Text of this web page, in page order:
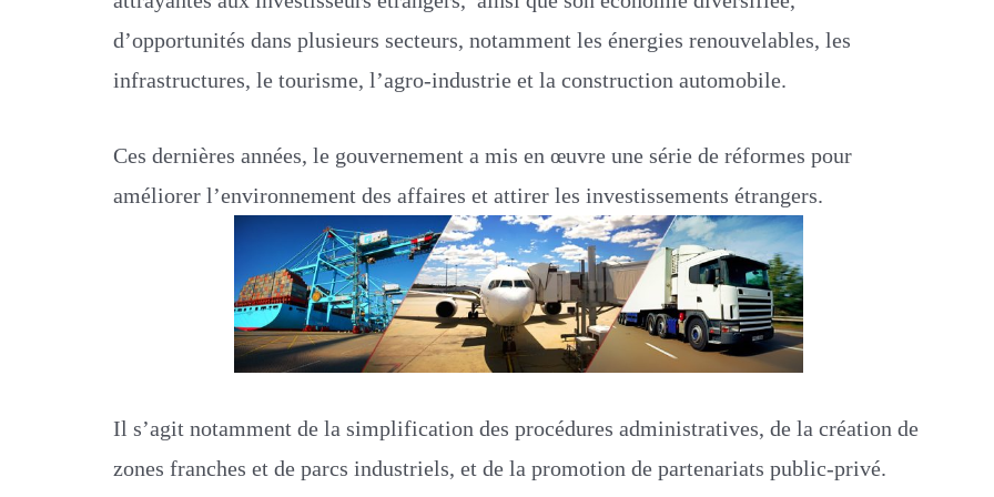
d’opportunités dans plusieurs secteurs, notamment les énergies renouvelables, les
infrastructures, le tourisme, l’agro-industrie et la construction automobile.
Ces dernières années, le gouvernement a mis en œuvre une série de réformes pour
améliorer l’environnement des affaires et attirer les investissements étrangers.
Il s’agit notamment de la simplification des procédures administratives, de la création de
zones franches et de parcs industriels, et de la promotion de partenariats public-privé.